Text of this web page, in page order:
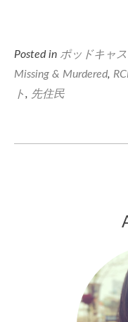
Posted in ポッドキャス
Missing & Murdered,
ト, 先住民